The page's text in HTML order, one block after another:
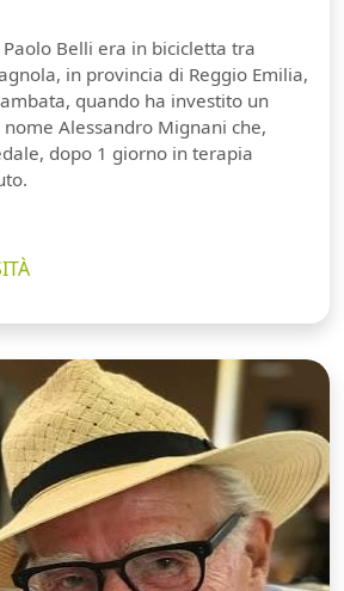
Belli era in bicicletta tra
in provincia di Reggio Emilia,
quando ha investito un
Alessandro Mignani che,
dopo 1 giorno in terapia